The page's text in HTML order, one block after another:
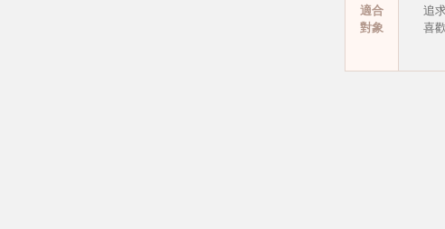
適合
對象
追
喜